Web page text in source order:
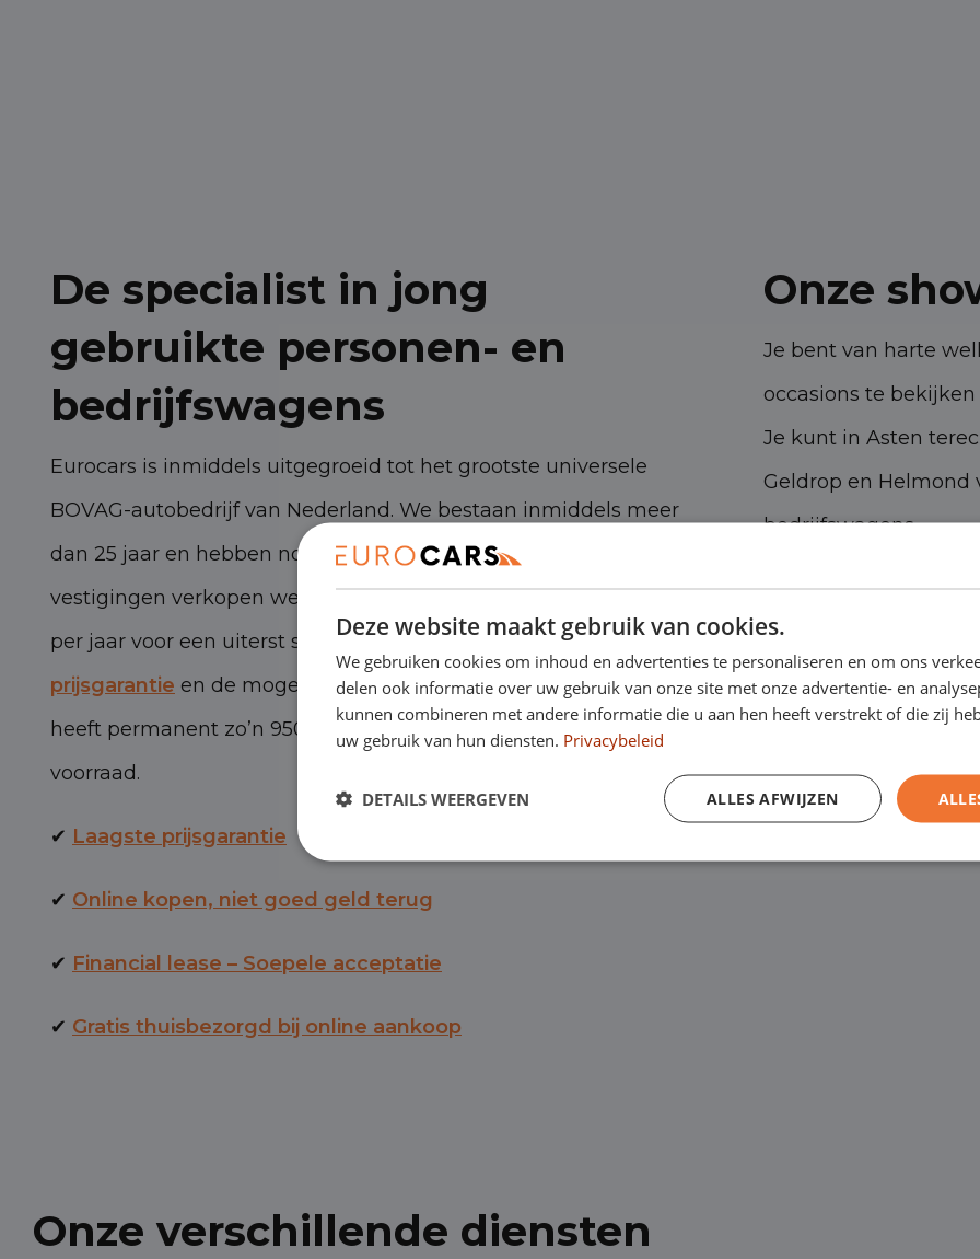
De specialist in jong
gebruikte personen- en
bedrijfswagens
Eurocars is inmiddels uitgegroeid tot het grootste universele
BOVAG-autobedrijf van Nederland. We bestaan inmiddels meer
dan 25 jaar en hebben nog steeds torenhoge ambities. Met onze
vestigingen verkopen we zo’n 3.000 personen- en bedrijfswagens
per jaar voor een uiterst scherpe prijs, met eenlaagste
prijsgarantie en de mogelijkheid van BOVAG-garantie. Eurocars
heeft permanent zo’n 950 personen- en bedrijfswagens op
voorraad.
✔ Laagste prijsgarantie
✔ Online kopen, niet goed geld terug
✔ Financial lease – Soepele acceptatie
✔ Gratis thuisbezorgd bij online aankoop
Onze
Je bent van harte
occasions te
Je kunt in Asten
Geldrop en Helmond
bedrijfswagens.
Havenstraat 28,
Emopad 29, 5663
Varenschut 7,
Van maandag tot en
zaterdag van 09:00
Onze verschillende diensten
Deze website maakt gebruik van cookies.
We gebruiken cookies om inhoud en advertenties te personaliseren en om ons
delen ook informatie over uw gebruik van onze site met onze advertentie- en
kunnen combineren met andere informatie die u aan hen heeft verstrekt of die zij
uw gebruik van hun diensten. Privacybeleid
ALLES AFWIJZEN
DETAILS WEERGEVEN